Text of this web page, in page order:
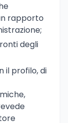
rapporto
degli
il profilo, di